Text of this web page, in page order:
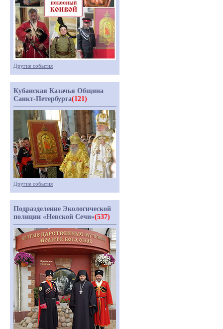
Другие события
Кубанская Казачья Община
Санкт-Петербурга(121)
Другие события
Подразделение Экологической
полиции «Невской Сечи»(537)